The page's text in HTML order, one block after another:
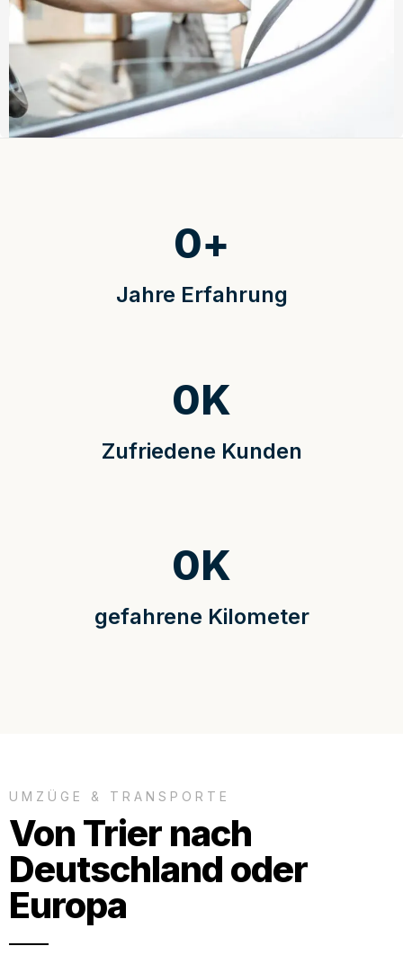
Jahre Erfahrung
0+
Zufriedene Kunden
0K
gefahrene Kilometer
0K
UMZÜGE & TRANSPORTE
Von Trier nach
Deutschland oder
Europa